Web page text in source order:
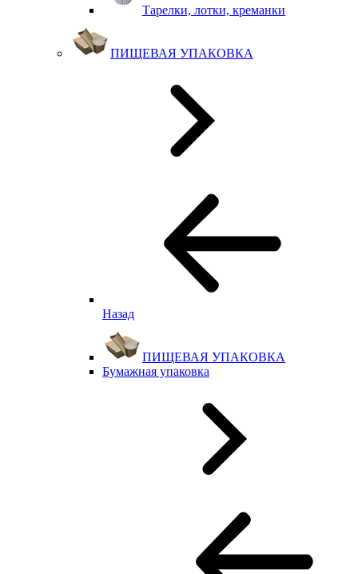
Тарелки, лотки, креманки
ПИЩЕВАЯ УПАКОВКА
Назад
ПИЩЕВАЯ УПАКОВКА
Бумажная упаковка